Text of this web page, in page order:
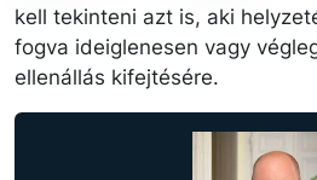
kell tekinteni azt is, aki
fogva ideiglenesen vagy
ellenállás kifejtésére.